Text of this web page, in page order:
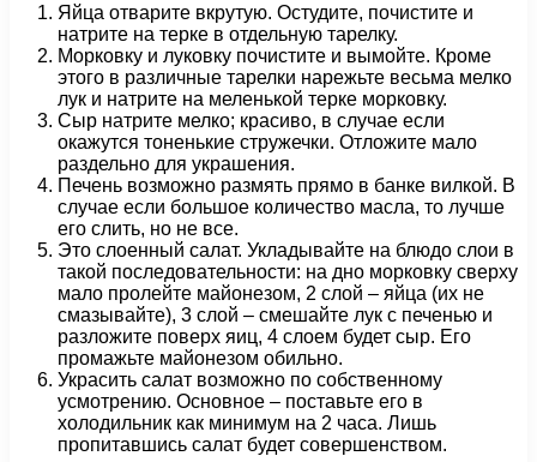
Яйца отварите вкрутую. Остудите, почистите и
натрите на терке в отдельную тарелку.
Морковку и луковку почистите и вымойте. Кроме
этого в различные тарелки нарежьте весьма мелко
лук и натрите на меленькой терке морковку.
Сыр натрите мелко; красиво, в случае если
окажутся тоненькие стружечки. Отложите мало
раздельно для украшения.
Печень возможно размять прямо в банке вилкой. В
случае если большое количество масла, то лучше
его слить, но не все.
Это слоенный салат. Укладывайте на блюдо слои в
такой последовательности: на дно морковку сверху
мало пролейте майонезом, 2 слой – яйца (их не
смазывайте), 3 слой – смешайте лук с печенью и
разложите поверх яиц, 4 слоем будет сыр. Его
промажьте майонезом обильно.
Украсить салат возможно по собственному
усмотрению. Основное – поставьте его в
холодильник как минимум на 2 часа. Лишь
пропитавшись салат будет совершенством.